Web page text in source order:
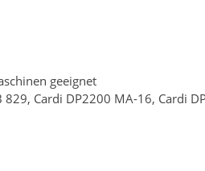
geeignet
Cardi DP2200 MA-16, Cardi